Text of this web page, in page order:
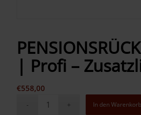
| Profi –
€558,00
In den Warenkorb